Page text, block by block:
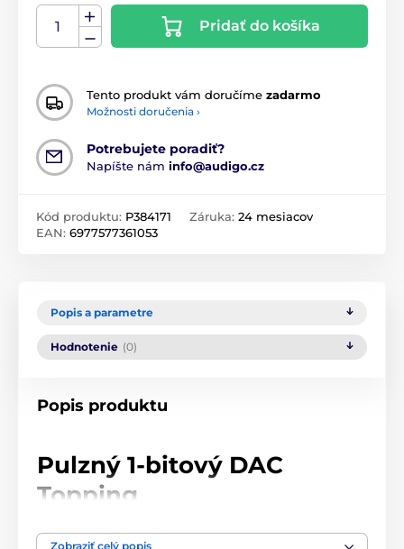
Pridať do košíka
Tento produkt vám doručíme zadarmo
Možnosti doručenia ›
Potrebujete poradiť?
Napíšte nám info@audigo.cz
Kód produktu: P384171
EAN: 6977577361053
Záruka: 24 mesiacov
Popis a parametre
Hodnotenie (0)
Popis produktu
Pulzný 1-bitový DAC
Topping
Spoločnosť Topping predstavuje nový prírastok do
Zobraziť celý popis